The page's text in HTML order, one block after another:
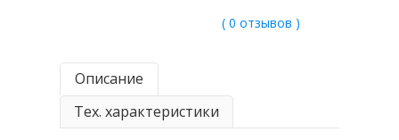
( 0 отзывов )
Описание
Тех. характеристики